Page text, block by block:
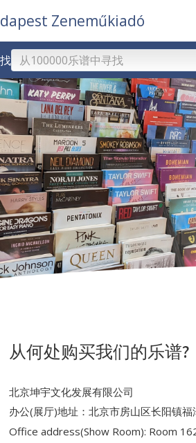
Zeneműkiadó
从何处购买我们的乐谱?
北京坤宇文化发展有限公司
办公(展厅)地址：北京市房山区长阳镇
Office address(Show Room): Room